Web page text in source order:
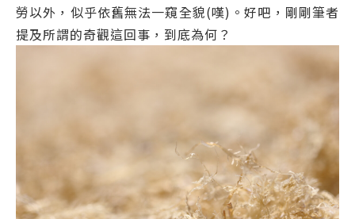
勞以外，似乎依舊無法一窺全貌(嘆)。好吧，剛剛筆者
提及所謂的奇觀這回事，到底為何？